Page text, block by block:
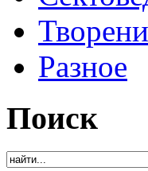
Разное
Поиск